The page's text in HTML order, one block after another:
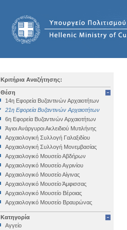
Κριτήρια Αναζήτησης:
Θέση
14η Εφορεία Βυζαντινών Αρχαιοτήτων
21η Εφορεία Βυζαντινών Αρχαιοτήτων
6η Εφορεία Βυζαντινών Αρχαιοτήτων
Άγιοι Ανάργυροι Ακλειδιού Μυτιλήνης
Αρχαιολογική Συλλογή Γαλαξιδίου
Αρχαιολογική Συλλογή Μονεμβασίας
Αρχαιολογικό Μουσείο Αβδήρων
Αρχαιολογικό Μουσείο Αγρινίου
Αρχαιολογικό Μουσείο Αίγινας
Αρχαιολογικό Μουσείο Άμφισσας
Αρχαιολογικό Μουσείο Βέροιας
Αρχαιολογικό Μουσείο Βραυρώνας
Αρχαιολογικό Μουσείο Δελφών
Αρχαιολογικό Μουσείο Ηγουμενίτσας
Κατηγορία
Αγγείο